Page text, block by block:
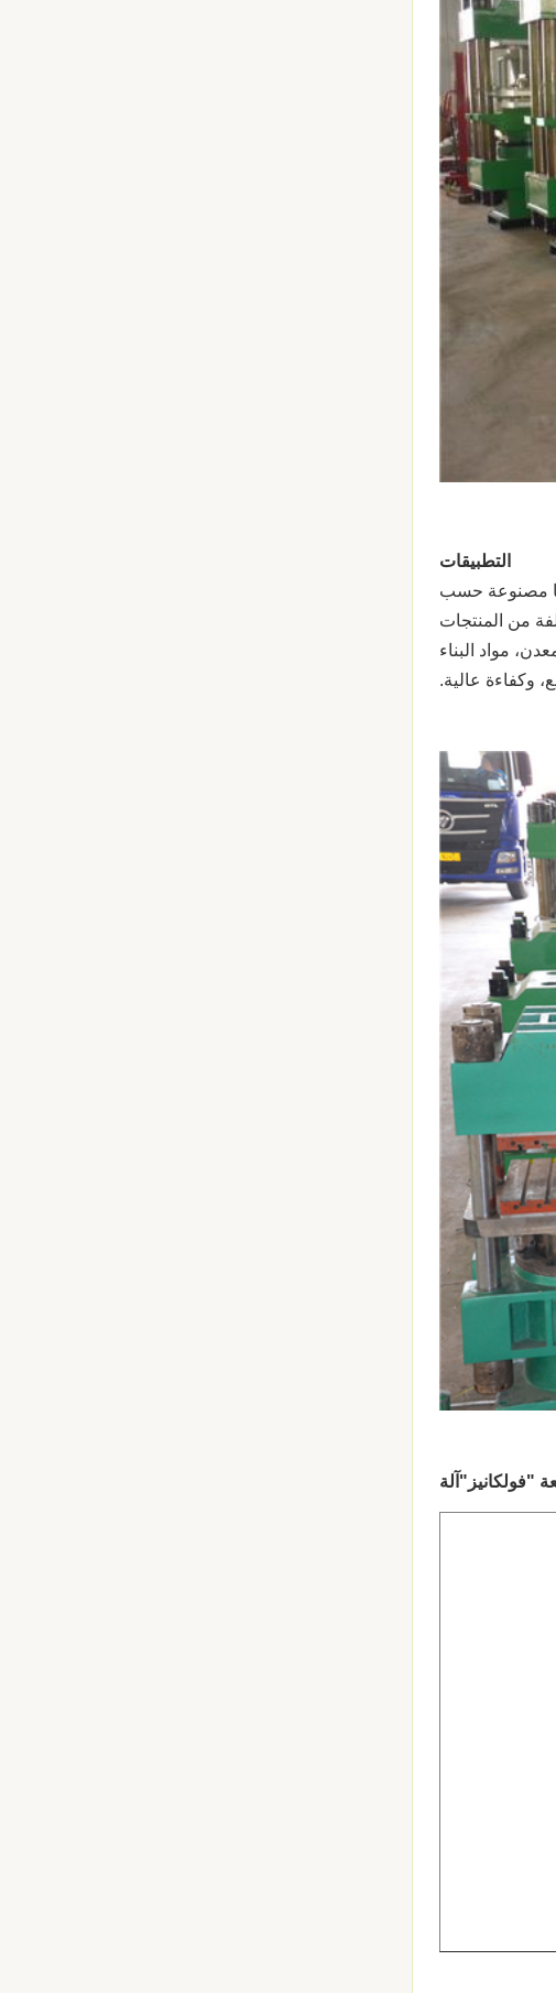
التطبيقات
المطاطية، تتراوح من 15 إلى 10،000 طن معظمها مصنوعة حسب
من المنتجات
مواد البناء
وكفاءة عالية.
"فولكانيز" آلة